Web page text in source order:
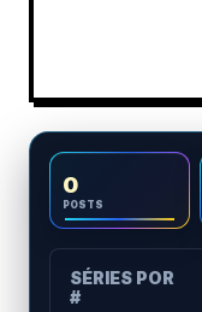
0
POSTS
SÉRIES POR
#